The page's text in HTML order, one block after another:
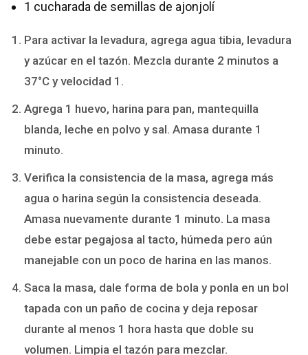
1 cucharada de semillas de ajonjolí
Para activar la levadura, agrega agua tibia, levadura
y azúcar en el tazón. Mezcla durante 2 minutos a
37°C y velocidad 1.
Agrega 1 huevo, harina para pan, mantequilla
blanda, leche en polvo y sal. Amasa durante 1
minuto.
Verifica la consistencia de la masa, agrega más
agua o harina según la consistencia deseada.
Amasa nuevamente durante 1 minuto. La masa
debe estar pegajosa al tacto, húmeda pero aún
manejable con un poco de harina en las manos.
Saca la masa, dale forma de bola y ponla en un bol
tapada con un paño de cocina y deja reposar
durante al menos 1 hora hasta que doble su
volumen. Limpia el tazón para mezclar.